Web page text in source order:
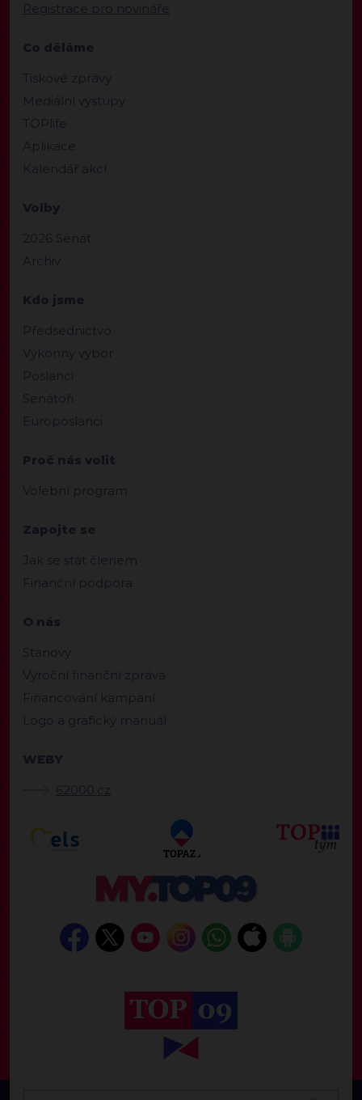
Registrace pro novináře
Co děláme
Tiskové zprávy
Mediální výstupy
TOPlife
Aplikace
Kalendář akcí
Volby
2026 Senát
Archiv
Kdo jsme
Předsednictvo
Výkonný výbor
Poslanci
Senátoři
Europoslanci
Proč nás volit
Volební program
Zapojte se
Jak se stát členem
Finanční podpora
O nás
Stanovy
Výroční finanční zpráva
Financování kampaní
Logo a grafický manuál
WEBY
62000.cz